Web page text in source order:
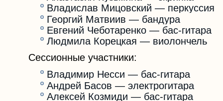
Владислав Мицовский — перкуссия
Георгий Матвиив — бандура
Евгений Чеботаренко — бас-гитара
Людмила Корецкая — виолончель
Сессионные участники:
Владимир Несси — бас-гитара
Андрей Басов — электрогитара
Алексей Козмиди — бас-гитара